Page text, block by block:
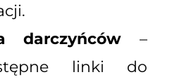
darczyńców –
linki do